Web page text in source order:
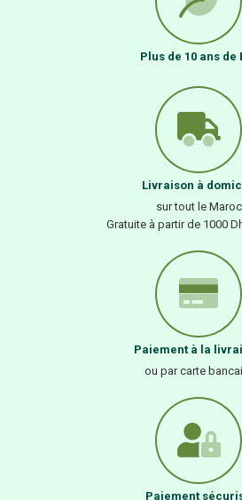
d’antioxydants dans l’organisme,
antioxydants qui protègent le corps
maladies.Détoxification – notre corps
produits chimiques, qu’il s’agisse de
aliments que nous mangeons. Le
pousses de brocoli a une action
associée à la capacité du sulforaphane
antioxydant direct et indirect et
capacité à éliminer les toxines, y
timulation de la fonction
soutient le foie par deux mécanismes :
radicaux libres qui causent des
sulforaphane contenu dans les
nombreux autres avantages pour la
maintenir un taux de glycémie sain, à
l’humeur et à empêcher l’Helicobacter
bonne nouvelle est que le sulforaphane
présente aucun effet secondaire à
confirment la capacité du sulforaphane à
moindre envergure montrent que les
pousses de brocoli en particulier, dont le
les personnes atteintes de cancer à
l’inflammation chez les personnes en
les maladies graves, les pousses de
importante de fibres alimentaires qui
Plus de 10 ans de
Livraison à
sur tout le Maroc
Gratuite à partir de 1000
Paiement à la
ou par carte
Paiement